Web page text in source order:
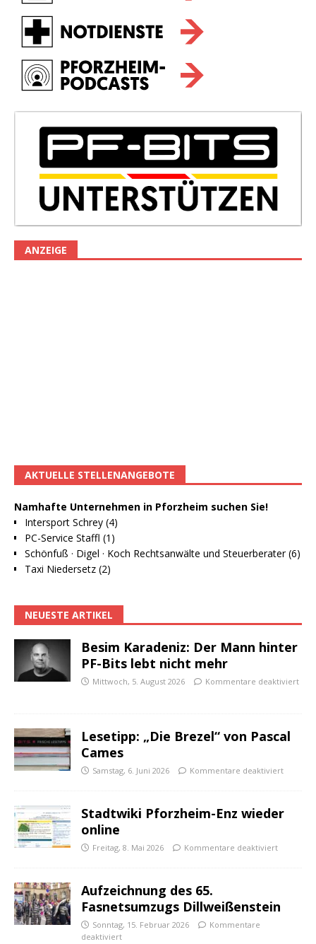
ANZEIGE
AKTUELLE STELLENANGEBOTE
Namhafte Unternehmen in Pforzheim suchen Sie!
Intersport Schrey (4)
PC-Service Staffl (1)
Schönfuß · Digel · Koch Rechtsanwälte und Steuerberater (6)
Taxi Niedersetz (2)
NEUESTE ARTIKEL
Besim Karadeniz: Der Mann hinter
PF-Bits lebt nicht mehr
Mittwoch, 5. August 2026 Kommentare deaktiviert
Lesetipp: „Die Brezel“ von Pascal
Cames
Samstag, 6. Juni 2026 Kommentare deaktiviert
Stadtwiki Pforzheim-Enz wieder
online
Freitag, 8. Mai 2026 Kommentare deaktiviert
Aufzeichnung des 65.
Fasnetsumzugs Dillweißenstein
Sonntag, 15. Februar 2026
Kommentare
deaktiviert